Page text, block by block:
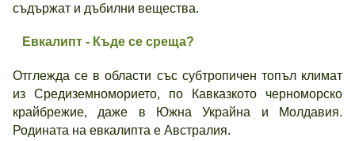
съдържат и дъбилни вещества.
Евкалипт - Къде се среща?
Отглежда се в области със субтропичен топъл климат
из Средиземноморието, по Кавказкото черноморско
крайбрежие, даже в Южна Украйна и Молдавия.
Родината на евкалипта е Австралия.